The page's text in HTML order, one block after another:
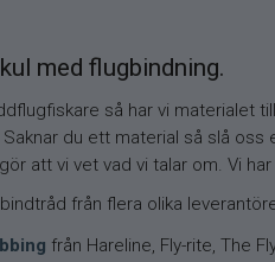
med flugbindning.
så har vi materialet
du ett material så slå oss
att vi vet vad vi talar om. Vi
från flera olika
från Hareline, Fly-rite, The